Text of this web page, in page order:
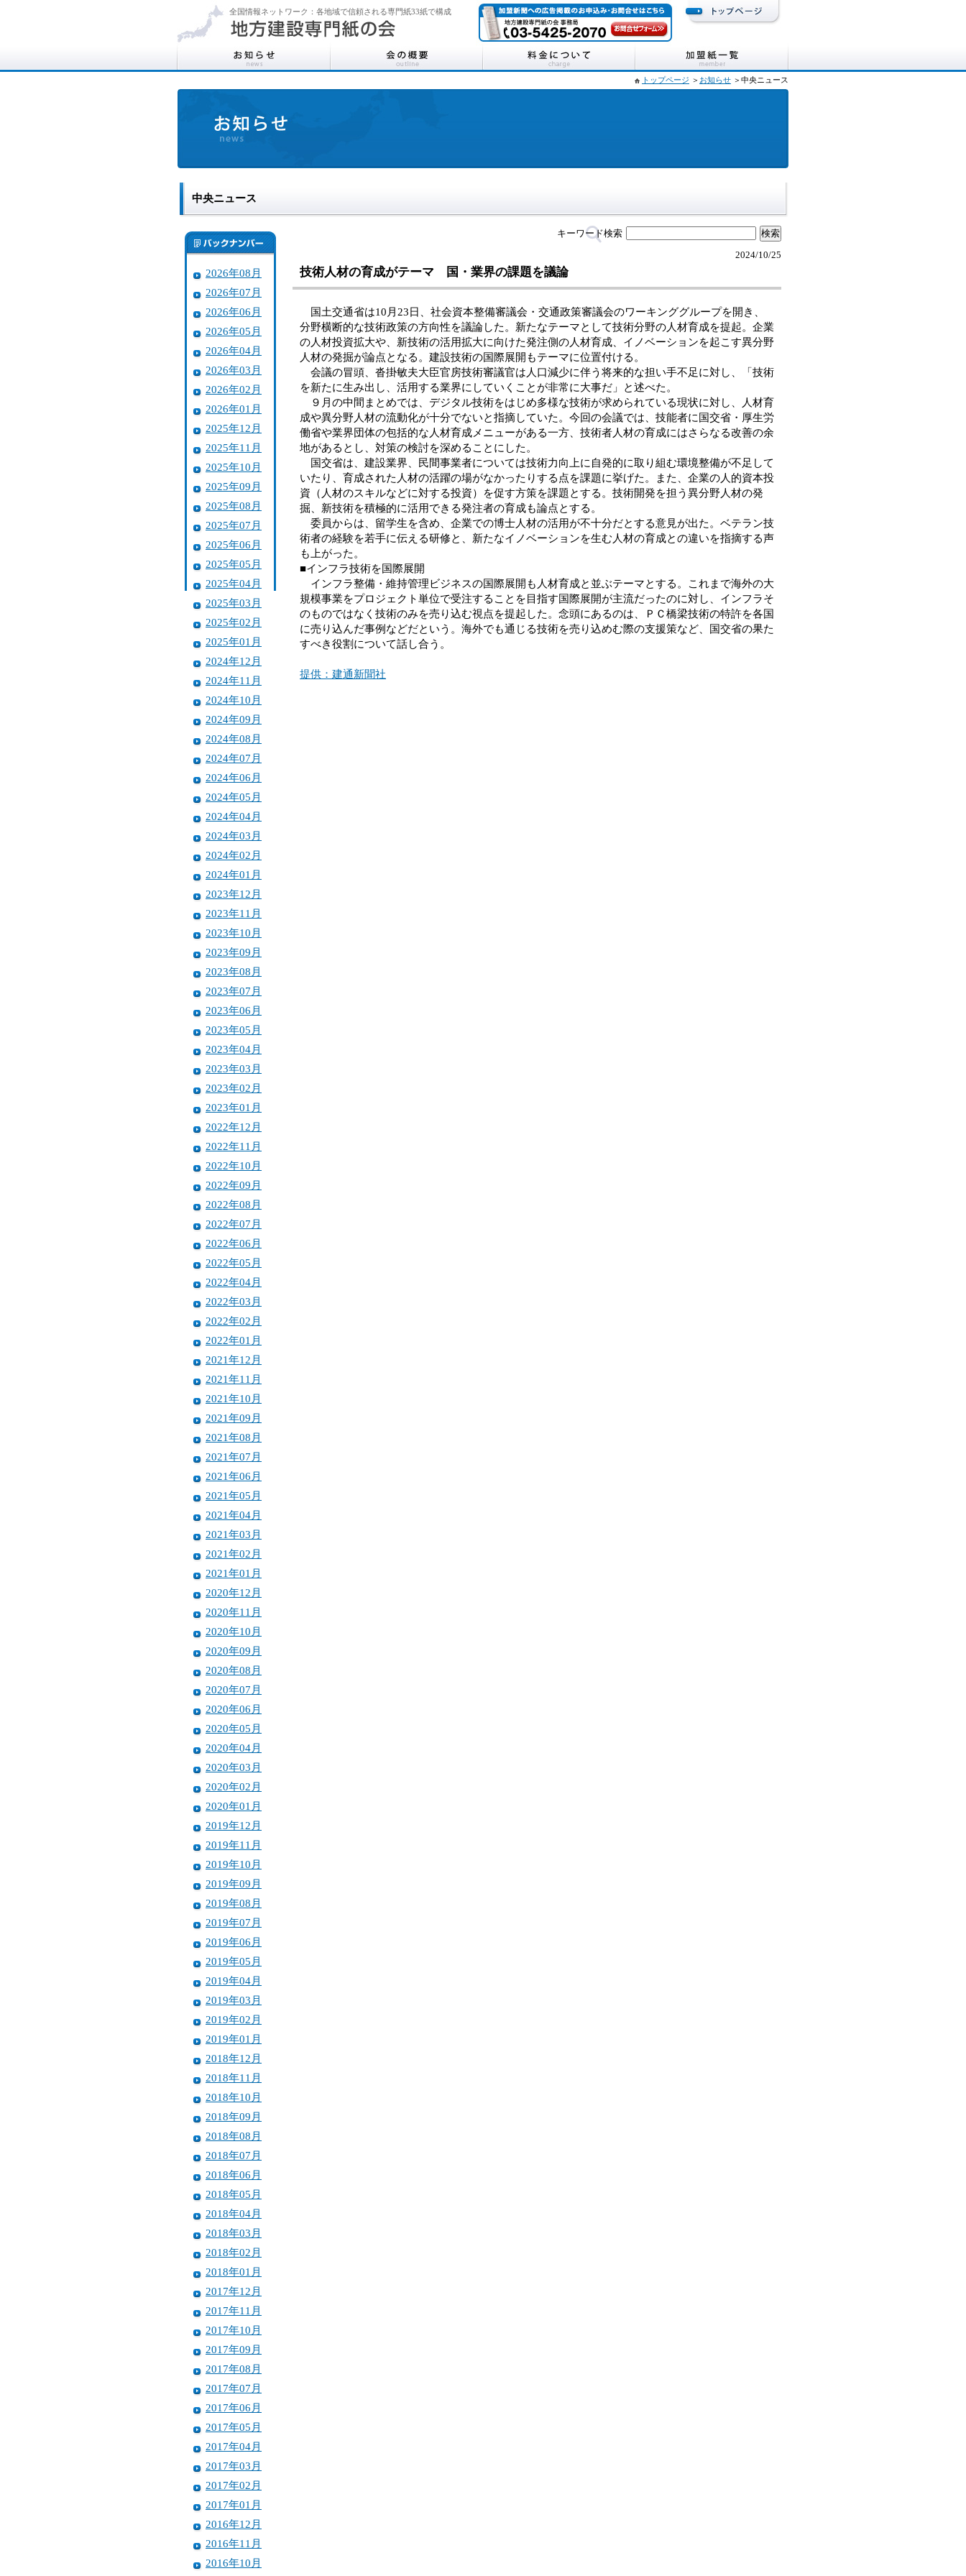
全国情報ネットワーク：各地域で信頼される専門紙33紙で構成
トップページ ＞ お知らせ ＞中央ニュース
中央ニュース
2026年08月
2026年07月
2026年06月
2026年05月
2026年04月
2026年03月
2026年02月
2026年01月
2025年12月
2025年11月
2025年10月
2025年09月
2025年08月
2025年07月
2025年06月
2025年05月
2025年04月
2025年03月
2025年02月
2025年01月
2024年12月
2024年11月
2024年10月
2024年09月
2024年08月
2024年07月
2024年06月
2024年05月
2024年04月
2024年03月
2024年02月
2024年01月
2023年12月
2023年11月
2023年10月
2023年09月
2023年08月
2023年07月
2023年06月
2023年05月
2023年04月
2023年03月
2023年02月
2023年01月
2022年12月
2022年11月
2022年10月
2022年09月
2022年08月
2022年07月
2022年06月
2022年05月
2022年04月
2022年03月
2022年02月
2022年01月
2021年12月
2021年11月
2021年10月
2021年09月
2021年08月
2021年07月
2021年06月
2021年05月
2021年04月
2021年03月
2021年02月
2021年01月
2020年12月
2020年11月
2020年10月
2020年09月
2020年08月
2020年07月
2020年06月
2020年05月
2020年04月
2020年03月
2020年02月
2020年01月
2019年12月
2019年11月
2019年10月
2019年09月
2019年08月
2019年07月
2019年06月
2019年05月
2019年04月
2019年03月
2019年02月
2019年01月
2018年12月
2018年11月
2018年10月
2018年09月
2018年08月
2018年07月
2018年06月
2018年05月
2018年04月
2018年03月
2018年02月
2018年01月
2017年12月
2017年11月
2017年10月
2017年09月
2017年08月
2017年07月
2017年06月
2017年05月
2017年04月
2017年03月
2017年02月
2017年01月
2016年12月
2016年11月
2016年10月
キーワード検索
2024/10/25
技術人材の育成がテーマ 国・業界の課題を議論
国土交通省は10月23日、社会資本整備審議会・交通政策審議会のワーキンググループを開き、
分野横断的な技術政策の方向性を議論した。新たなテーマとして技術分野の人材育成を提起。企業
の人材投資拡大や、新技術の活用拡大に向けた発注側の人材育成、イノベーションを起こす異分野
人材の発掘が論点となる。建設技術の国際展開もテーマに位置付ける。
会議の冒頭、沓掛敏夫大臣官房技術審議官は人口減少に伴う将来的な担い手不足に対し、「技術
を新たに生み出し、活用する業界にしていくことが非常に大事だ」と述べた。
９月の中間まとめでは、デジタル技術をはじめ多様な技術が求められている現状に対し、人材育
成や異分野人材の流動化が十分でないと指摘していた。今回の会議では、技能者に国交省・厚生労
働省や業界団体の包括的な人材育成メニューがある一方、技術者人材の育成にはさらなる改善の余
地があるとし、対策の検討を深めることにした。
国交省は、建設業界、民間事業者については技術力向上に自発的に取り組む環境整備が不足して
いたり、育成された人材の活躍の場がなかったりする点を課題に挙げた。また、企業の人的資本投
資（人材のスキルなどに対する投資）を促す方策を課題とする。技術開発を担う異分野人材の発
掘、新技術を積極的に活用できる発注者の育成も論点とする。
委員からは、留学生を含め、企業での博士人材の活用が不十分だとする意見が出た。ベテラン技
術者の経験を若手に伝える研修と、新たなイノベーションを生む人材の育成との違いを指摘する声
も上がった。
■インフラ技術を国際展開
インフラ整備・維持管理ビジネスの国際展開も人材育成と並ぶテーマとする。これまで海外の大
規模事業をプロジェクト単位で受注することを目指す国際展開が主流だったのに対し、インフラそ
のものではなく技術のみを売り込む視点を提起した。念頭にあるのは、ＰＣ橋梁技術の特許を各国
に売り込んだ事例などだという。海外でも通じる技術を売り込めむ際の支援策など、国交省の果た
すべき役割について話し合う。
提供：建通新聞社